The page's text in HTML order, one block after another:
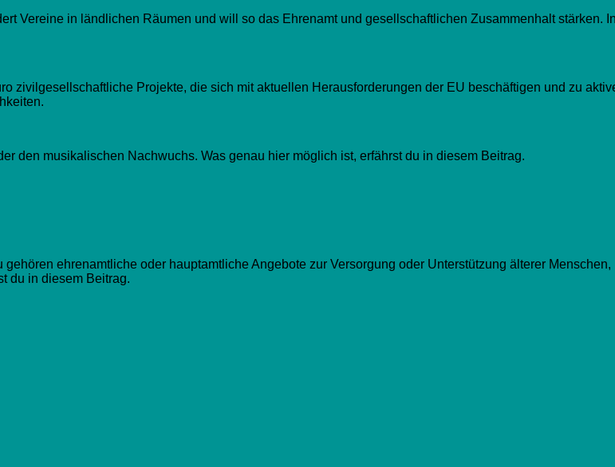
Vereine in ländlichen Räumen und will so das Ehrenamt und gesellschaftlichen Zusammenhalt stärken.
zivilgesellschaftliche Projekte, die sich mit aktuellen Herausforderungen der EU beschäftigen und zu
den musikalischen Nachwuchs. Was genau hier möglich ist, erfährst du in diesem Beitrag.
ehrenamtliche oder hauptamtliche Angebote zur Versorgung oder Unterstützung älterer Menschen,
du in diesem Beitrag.